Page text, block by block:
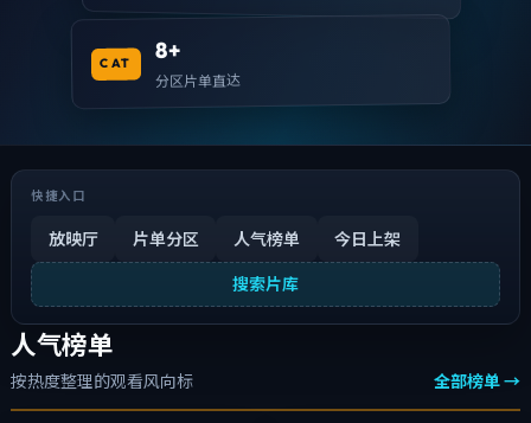
CAT 8+
分区片单直达
快捷入口
放映厅 片单分区 人气榜单 今日上架
搜索片库
人气榜单
按热度整理的观看风向标 全部榜单 →